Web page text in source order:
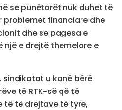
se punëtorët nuk duhet të
problemet financiare dhe
dhe se pagesa e
një e drejtë themelore e
sindikatat u kanë bërë
të RTK-së që të
të të drejtave të tyre,